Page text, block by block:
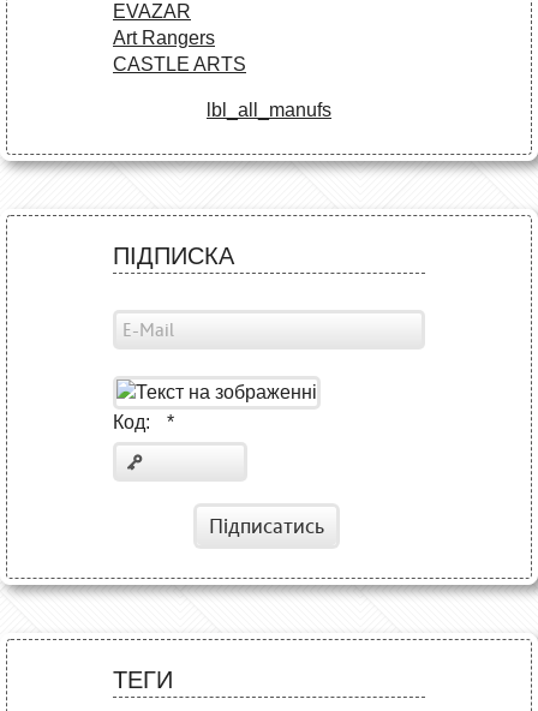
EVAZAR
Art Rangers
CASTLE ARTS
lbl_all_manufs
ПІДПИСКА
Код: *
Підписатись
ТЕГИ